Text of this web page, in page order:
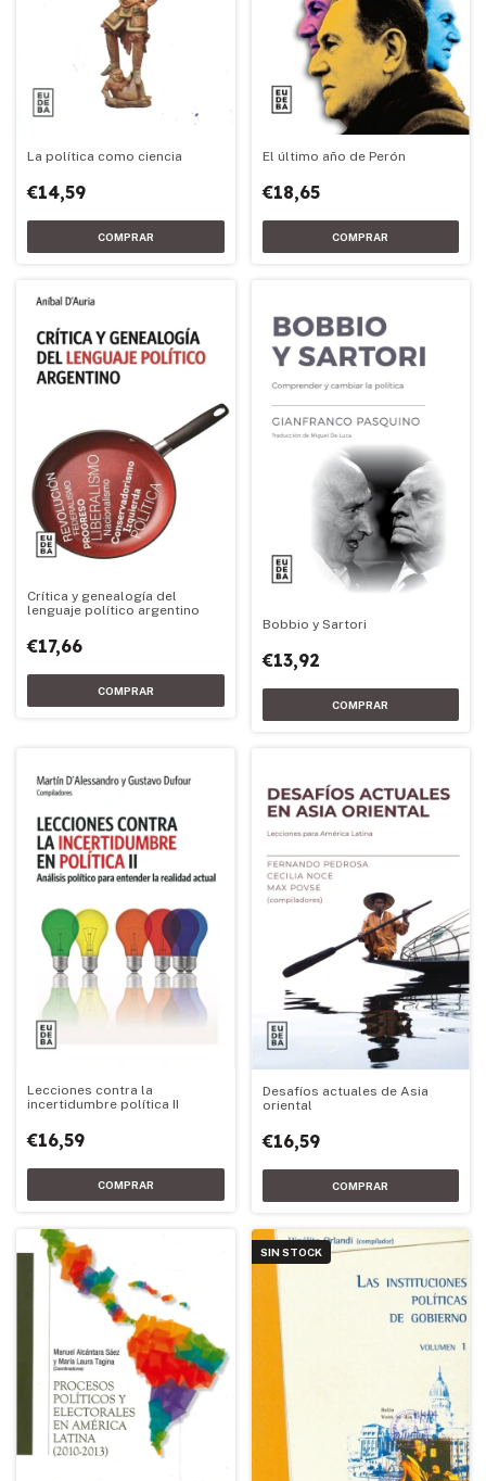
La política como ciencia
€14,59
El último año de Perón
€18,65
Crítica y genealogía del
lenguaje político argentino
€17,66
Bobbio y Sartori
€13,92
Lecciones contra la
incertidumbre política II
€16,59
Desafíos actuales de Asia
oriental
€16,59
SIN STOCK